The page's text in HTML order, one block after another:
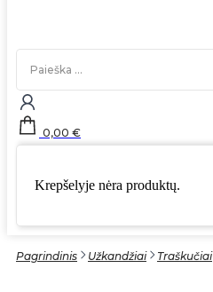
Search
0,00 €
Krepšelyje nėra produktų.
Pagrindinis Užkandžiai Traškučiai